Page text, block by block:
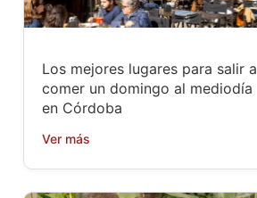
Los mejores lugares para salir a
comer un domingo al mediodía
en Córdoba
Ver más